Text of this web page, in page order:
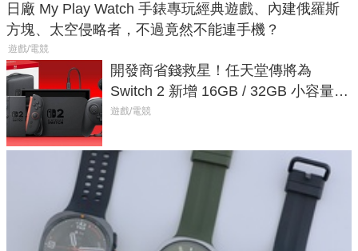
日廠 My Play Watch 手錶專玩經典遊戲、內建俄羅斯
方塊、太空侵略者，不過竟然不能連手機？
遊戲/電競
開發商省錢救星！任天堂傳將為
Switch 2 新增 16GB / 32GB 小容量遊
戲卡的選擇
遊戲/電競